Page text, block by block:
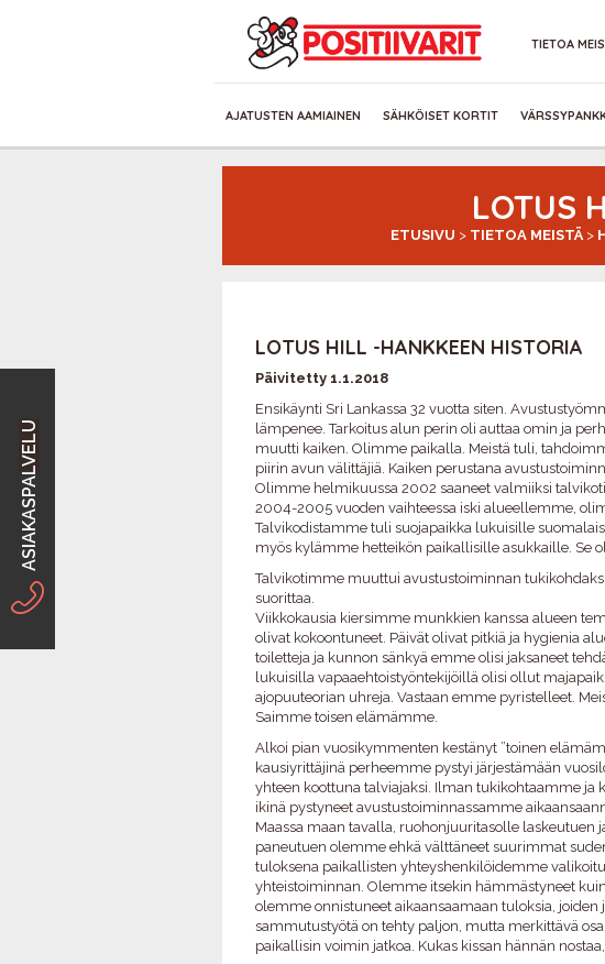
TIETOA
AJATUSTEN AAMIAINEN SÄHKÖISET KORTIT
LOTUS
ETUSIVU > TIETOA MEISTÄ>
LOTUS HILL -HANKKEEN HISTORIA
Päivitetty 1.1.2018
Ensikäynti Sri Lankassa 32 vuotta siten.
lämpenee. Tarkoitus alun perin oli auttaa omin ja
muutti kaiken. Olimme paikalla. Meistä tuli,
piirin avun välittäjiä. Kaiken perustana
Olimme helmikuussa 2002 saaneet valmiiksi
2004-2005 vuoden vaihteessa iski alueellemme,
Talvikodistamme tuli suojapaikka lukuisille
myös kylämme hetteikön paikallisille asukkaille. Se
Talvikotimme muuttui avustustoiminnan
suorittaa.
Viikkokausia kiersimme munkkien kanssa alueen
olivat kokoontuneet. Päivät olivat pitkiä ja hygienia
toiletteja ja kunnon sänkyä emme olisi jaksaneet
lukuisilla vapaaehtoistyöntekijöillä olisi ollut
ajopuuteorian uhreja. Vastaan emme pyristelleet.
Saimme toisen elämämme.
Alkoi pian vuosikymmenten kestänyt ”toinen
kausiyrittäjinä perheemme pystyi järjestämään
yhteen koottuna talviajaksi. Ilman tukikohtaamme
ikinä pystyneet avustustoiminnassamme
Maassa maan tavalla, ruohonjuuritasolle laskeutuen
paneutuen olemme ehkä välttäneet suurimmat
tuloksena paikallisten yhteyshenkilöidemme
yhteistoiminnan. Olemme itsekin hämmästyneet
olemme onnistuneet aikaansaamaan tuloksia, joiden
sammutustyötä on tehty paljon, mutta merkittävä
paikallisin voimin jatkoa. Kukas kissan hännän
ASIAKASPALVELU